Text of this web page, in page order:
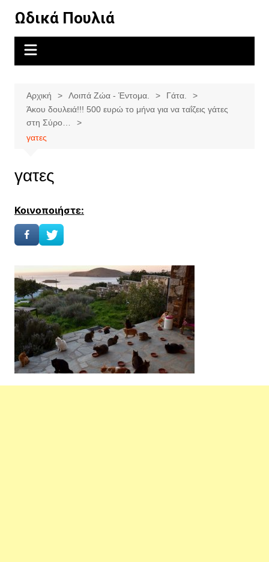
περιεχόμενο
Ωδικά Πουλιά
Αρχική Λοιπά Ζώα - Έντομα.
Γάτα.
Άκου δουλειά!!! 500 ευρώ το μήνα για να ταΐζεις γάτες
στη Σύρο…
γατες
γατες
Κοινοποιήστε: